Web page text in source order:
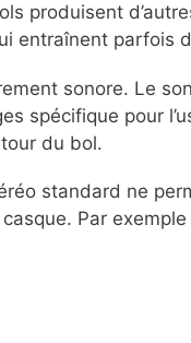
produisent
entraînent
sonore. Le
spécifique pour
du bol.
standard ne
Par